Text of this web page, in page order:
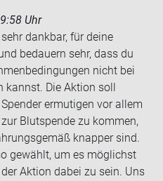
Uhr
dankbar, für deine
bedauern sehr, dass du
nicht bei
Die Aktion soll
ermutigen vor allem
Blutspende zu kommen,
knapper sind.
gewählt, um es möglichst
Aktion dabei zu sein. Uns